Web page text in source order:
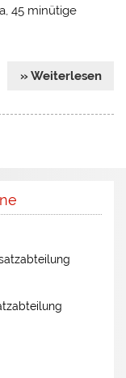
45 minütige
» Weiterlesen